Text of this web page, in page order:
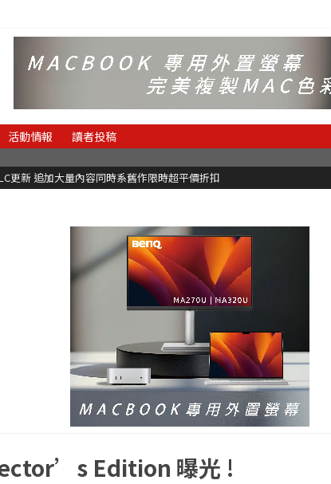
活動情報 讀者投稿
更新 追加大量內容同時系舊作限時超平價折扣
Edition 曝光 !